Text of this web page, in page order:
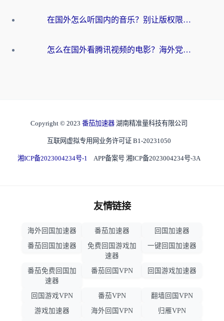
在国外怎么听国内的音乐？别让版权限制断了你的华语歌单
怎么在国外看腾讯视频的电影？海外党亲测有效的回国加速指南
Copyright © 2023 番茄加速器 湖南精准量科技有限公司
互联网虚拟专用网业务许可证 B1-20231050
湘ICP备2023004234号-1 APP备案号 湘ICP备2023004234号-3A
友情链接
海外回国加速器 番茄加速器
回国加速器
番茄回国加速器
免费回国游戏加
速器
一键回国加速器
番茄免费回国加
速器
番茄回国VPN 回国游戏加速器
回国游戏VPN 番茄VPN
翻墙回国VPN
游戏加速器
海外回国VPN 归雁VPN